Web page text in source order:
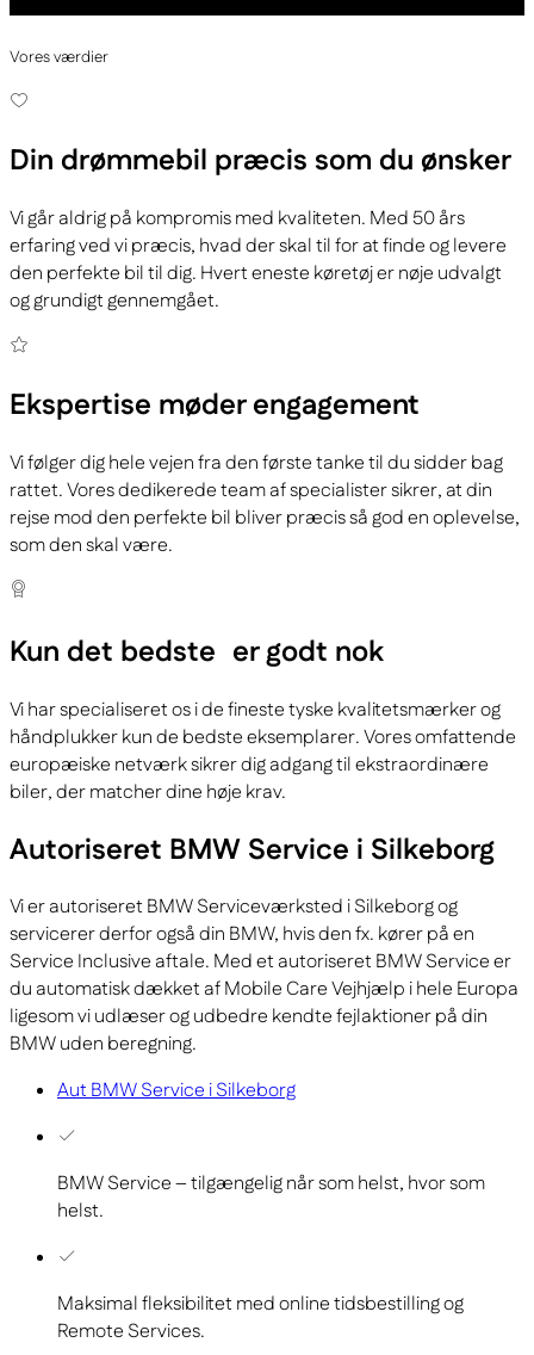
Vores værdier
Din drømmebil præcis som du ønsker
Vi går aldrig på kompromis med kvaliteten. Med 50 års
erfaring ved vi præcis, hvad der skal til for at finde og levere
den perfekte bil til dig. Hvert eneste køretøj er nøje udvalgt
og grundigt gennemgået.
Ekspertise møder engagement
Vi følger dig hele vejen fra den første tanke til du sidder bag
rattet. Vores dedikerede team af specialister sikrer, at din
rejse mod den perfekte bil bliver præcis så god en oplevelse,
som den skal være.
Kun det bedste er godt nok
Vi har specialiseret os i de fineste tyske kvalitetsmærker og
håndplukker kun de bedste eksemplarer. Vores omfattende
europæiske netværk sikrer dig adgang til ekstraordinære
biler, der matcher dine høje krav.
Autoriseret BMW Service i Silkeborg
Vi er autoriseret BMW Serviceværksted i Silkeborg og
servicerer derfor også din BMW, hvis den fx. kører på en
Service Inclusive aftale. Med et autoriseret BMW Service er
du automatisk dækket af Mobile Care Vejhjælp i hele Europa
ligesom vi udlæser og udbedre kendte fejlaktioner på din
BMW uden beregning.
Aut BMW Service i Silkeborg
BMW Service – tilgængelig når som helst, hvor som
helst.
Maksimal fleksibilitet med online tidsbestilling og
Remote Services.